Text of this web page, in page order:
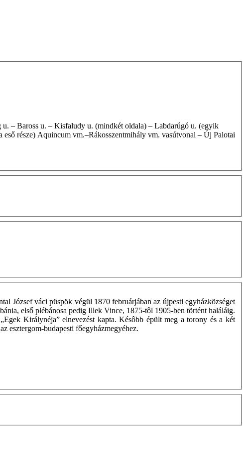
része) Aquincum vm.–Rákosszentmihály vm. vasútvonal – Új Palotai
József váci püspök végül 1870 februárjában az újpesti egyházközséget
első plébánosa pedig Illek Vince, 1875-tôl 1905-ben történt haláláig.
Királynéja” elnevezést kapta. Késôbb épült meg a torony és a két
esztergom-budapesti főegyházmegyéhez.